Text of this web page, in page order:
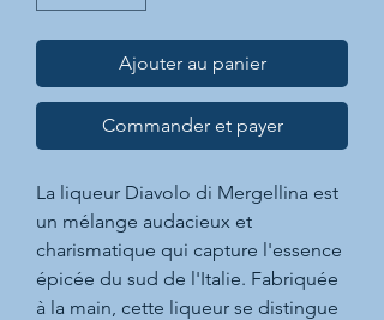
Ajouter au panier
Commander et payer
La liqueur Diavolo di Mergellina est
un mélange audacieux et
charismatique qui capture l'essence
épicée du sud de l'Italie. Fabriquée
à la main, cette liqueur se distingue